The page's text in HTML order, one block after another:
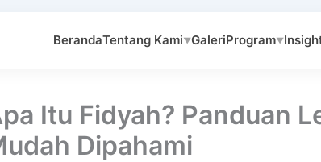
BerandaTentang Kami▼GaleriProgram▼
Itu Fidyah? Panduan
Dipahami